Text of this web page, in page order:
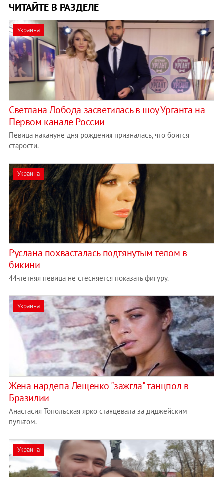
ЧИТАЙТЕ В РАЗДЕЛЕ
Украина
Светлана Лобода засветилась в шоу Урганта на
Первом канале России
Певица накануне дня рождения призналась, что боится
старости.
Украина
Руслана похвасталась подтянутым телом в
бикини
44-летняя певица не стесняется показать фигуру.
Украина
Жена нардепа Лещенко "зажгла" танцпол в
Бразилии
Анастасия Топольская ярко станцевала за диджейским
пультом.
Украина